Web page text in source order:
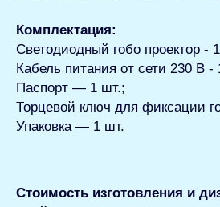
Комплектация:
Светодиодный гобо проектор -
Кабель питания от сети 230 В -
Паспорт — 1 шт.;
Торцевой ключ для фиксации
Упаковка — 1 шт.
Стоимость изготовления и